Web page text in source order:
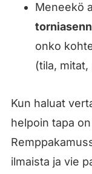
Meneekö
onko
(tila,
Kun haluat
helpoin tapa
ilmaista ja vie